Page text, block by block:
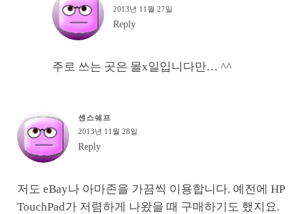
2013년 11월 27일
Reply
주로 쓰는 곳은 몰x일입니다만… ^^
센스쉐프
2013년 11월 28일
Reply
저도 eBay나 아마존을 가끔씩 이용합니다. 예전에 HP
TouchPad가 저렴하게 나왔을 때 구매하기도 했지요.